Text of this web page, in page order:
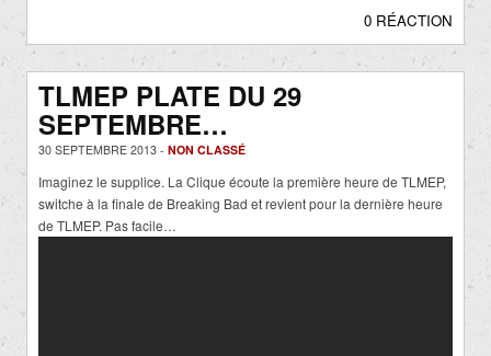
0 RÉACTION
TLMEP PLATE DU 29
SEPTEMBRE…
30 SEPTEMBRE 2013 - NON CLASSÉ
Imaginez le supplice. La Clique écoute la première heure de TLMEP,
switche à la finale de Breaking Bad et revient pour la dernière heure
de TLMEP. Pas facile…